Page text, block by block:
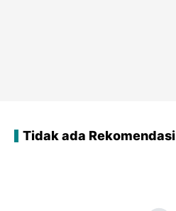
Tidak ada Rekomendasi